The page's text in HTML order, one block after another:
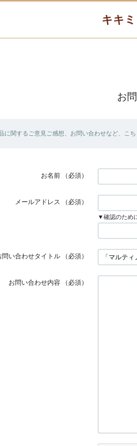
キキ
お
に関するご意見ご感想、お問い合わせなど、こ
お名前 （必須）
メールアドレス （必須）
▼確認のため
問い合わせタイトル （必須）
お問い合わせ内容 （必須）